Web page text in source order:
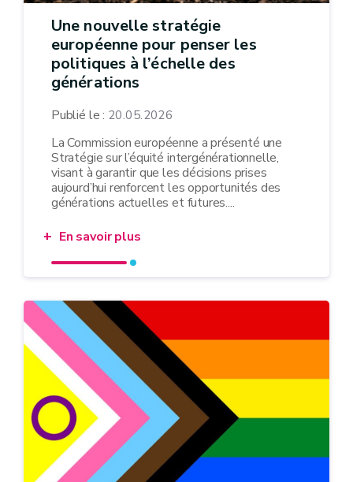
Une nouvelle stratégie
européenne pour penser les
politiques à l’échelle des
générations
Publié le : 20.05.2026
La Commission européenne a présenté une
Stratégie sur l’équité intergénérationnelle,
visant à garantir que les décisions prises
aujourd’hui renforcent les opportunités des
générations actuelles et futures....
En savoir plus